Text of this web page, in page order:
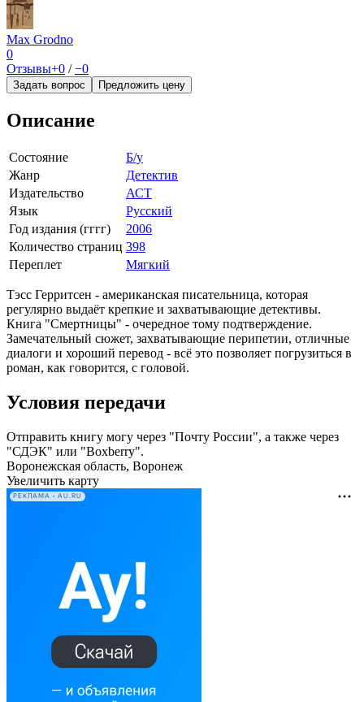
Max Grodno
0
Отзывы+0 /−0
Задать вопрос Предложить цену
Описание
Состояние
Б/у
Жанр
Детектив
Издательство
АСТ
Язык
Русский
Год издания (гггг)
2006
Количество страниц 398
Переплет
Мягкий
Тэсс Герритсен - американская писательница, которая
регулярно выдаёт крепкие и захватывающие детективы.
Книга "Смертницы" - очередное тому подтверждение.
Замечательный сюжет, захватывающие перипетии, отличные
диалоги и хороший перевод - всё это позволяет погрузиться в
роман, как говорится, с головой.
Условия передачи
Отправить книгу могу через "Почту России", а также через
"СДЭК" или "Boxberry".
Воронежская область, Воронеж
Увеличить карту
РЕКЛАМА • AU.RU